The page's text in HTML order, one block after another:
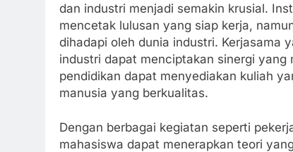
dan industri menjadi semakin krusial.
mencetak lulusan yang siap kerja,
dihadapi oleh dunia industri. Kerjasama
industri dapat menciptakan sinergi yang
pendidikan dapat menyediakan kuliah
manusia yang berkualitas.
Dengan berbagai kegiatan seperti
mahasiswa dapat menerapkan teori